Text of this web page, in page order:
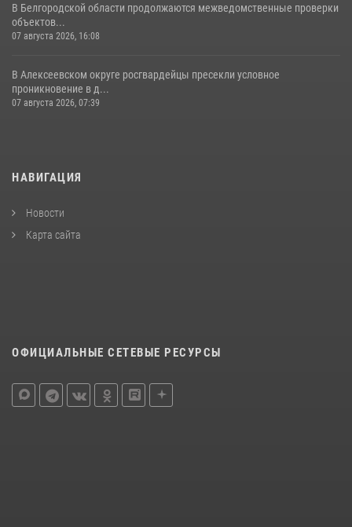
В Белгородской области продолжаются межведомственные проверки
объектов...
07 августа 2026, 16:08
В Алексеевском округе росгвардейцы пресекли условное
проникновение в д...
07 августа 2026, 07:39
НАВИГАЦИЯ
Новости
Карта сайта
ОФИЦИАЛЬНЫЕ СЕТЕВЫЕ РЕСУРСЫ